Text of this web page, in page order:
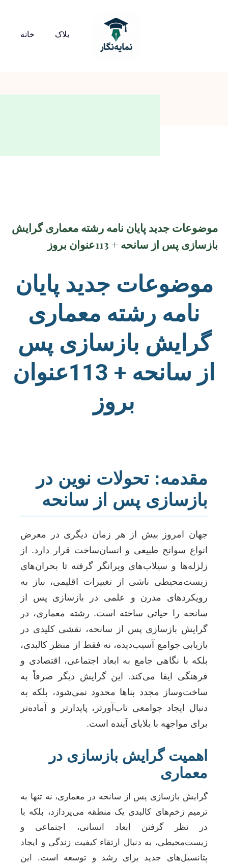
خانه بلاک
موضوعات جدید پایان نامه رشته معماری گرایش
بازسازی پس از سانحه + 113عنوان بروز
موضوعات جدید پایان
نامه رشته معماری
گرایش بازسازی پس
از سانحه + 113عنوان
بروز
مقدمه: تحولات نوین در
بازسازی پس از سانحه
جهان امروز بیش از هر زمان دیگری در معرض
انواع سوانح طبیعی و انسان‌ساخت قرار دارد. از
زلزله‌ها و سیلاب‌های ویرانگر گرفته تا بحران‌های
زیست‌محیطی ناشی از تغییرات اقلیمی، نیاز به
رویکردهای مدرن و علمی در بازسازی پس از
سانحه را حیاتی ساخته است. رشته معماری، در
گرایش بازسازی پس از سانحه، نقشی کلیدی در
بازیابی جوامع آسیب‌دیده، نه فقط از منظر کالبدی،
بلکه با نگاهی جامع به ابعاد اجتماعی، اقتصادی و
فرهنگی ایفا می‌کند. این گرایش دیگر صرفاً به
ساخت‌وساز مجدد بناها محدود نمی‌شود، بلکه به
دنبال ایجاد جوامعی تاب‌آورتر، پایدارتر و آماده‌تر
برای مواجهه با بلایای آینده است.
اهمیت گرایش بازسازی در
معماری
گرایش بازسازی پس از سانحه در معماری، نه تنها به
ترمیم زخم‌های کالبدی یک منطقه می‌پردازد، بلکه با
در نظر گرفتن ابعاد انسانی، اجتماعی و
زیست‌محیطی، به دنبال ارتقاء کیفیت زندگی و ایجاد
پتانسیل‌های جدید برای رشد و توسعه است. این